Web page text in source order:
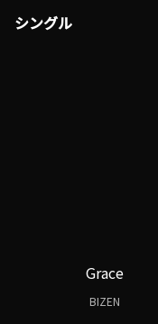
シングル
Grace
BIZEN